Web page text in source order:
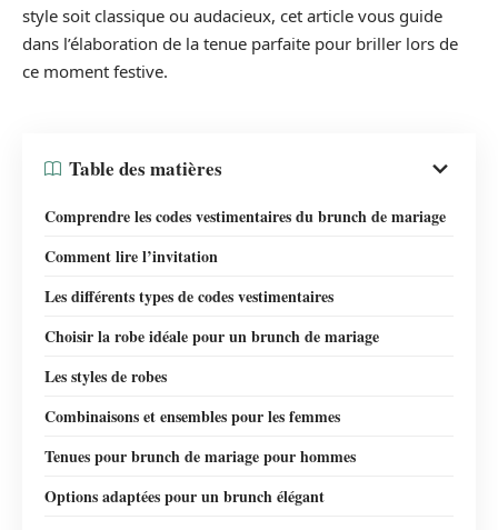
style soit classique ou audacieux, cet article vous guide
dans l’élaboration de la tenue parfaite pour briller lors de
ce moment festive.
Table des matières
Comprendre les codes vestimentaires du brunch de mariage
Comment lire l’invitation
Les différents types de codes vestimentaires
Choisir la robe idéale pour un brunch de mariage
Les styles de robes
Combinaisons et ensembles pour les femmes
Tenues pour brunch de mariage pour hommes
Options adaptées pour un brunch élégant